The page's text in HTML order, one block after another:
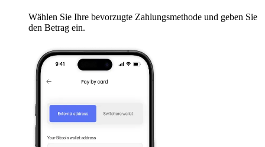
Wählen Sie Ihre bevorzugte Zahlungsmethode und geben Sie
den Betrag ein.